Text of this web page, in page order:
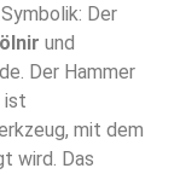
Der
und
Der Hammer
ist
mit dem
wird. Das